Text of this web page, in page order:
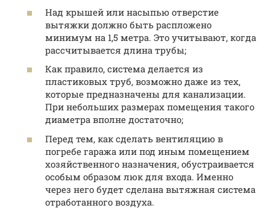
Над крышей или насыпью отверстие
вытяжки должно быть распложено
минимум на 1,5 метра. Это учитывают, когда
рассчитывается длина трубы;
Как правило, система делается из
пластиковых труб, возможно даже из тех,
которые предназначены для канализации.
При небольших размерах помещения такого
диаметра вполне достаточно;
Перед тем, как сделать вентиляцию в
погребе гаража или под иным помещением
хозяйственного назначения, обустраивается
особым образом люк для входа. Именно
через него будет сделана вытяжная система
отработанного воздуха.